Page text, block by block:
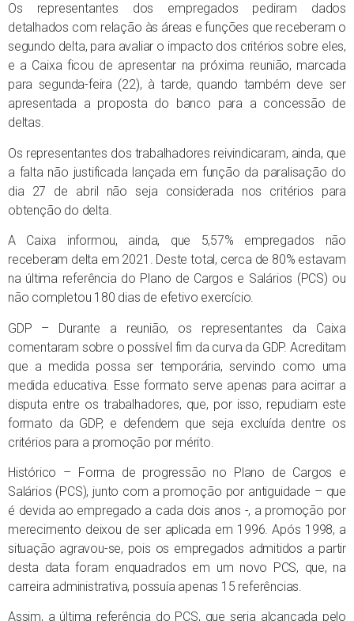
Os representantes dos empregados pediram dados
detalhados com relação às áreas e funções que receberam o
segundo delta, para avaliar o impacto dos critérios sobre eles,
e a Caixa ficou de apresentar na próxima reunião, marcada
para segunda-feira (22), à tarde, quando também deve ser
apresentada a proposta do banco para a concessão de
deltas.
Os representantes dos trabalhadores reivindicaram, ainda, que
a falta não justificada lançada em função da paralisação do
dia 27 de abril não seja considerada nos critérios para
obtenção do delta.
A Caixa informou, ainda, que 5,57% empregados não
receberam delta em 2021. Deste total, cerca de 80% estavam
na última referência do Plano de Cargos e Salários (PCS) ou
não completou 180 dias de efetivo exercício.
GDP – Durante a reunião, os representantes da Caixa
comentaram sobre o possível fim da curva da GDP. Acreditam
que a medida possa ser temporária, servindo como uma
medida educativa. Esse formato serve apenas para acirrar a
disputa entre os trabalhadores, que, por isso, repudiam este
formato da GDP, e defendem que seja excluída dentre os
critérios para a promoção por mérito.
Histórico – Forma de progressão no Plano de Cargos e
Salários (PCS), junto com a promoção por antiguidade – que
é devida ao empregado a cada dois anos -, a promoção por
merecimento deixou de ser aplicada em 1996. Após 1998, a
situação agravou-se, pois os empregados admitidos a partir
desta data foram enquadrados em um novo PCS, que, na
carreira administrativa, possuía apenas 15 referências.
Assim, a última referência do PCS, que seria alcançada pelo